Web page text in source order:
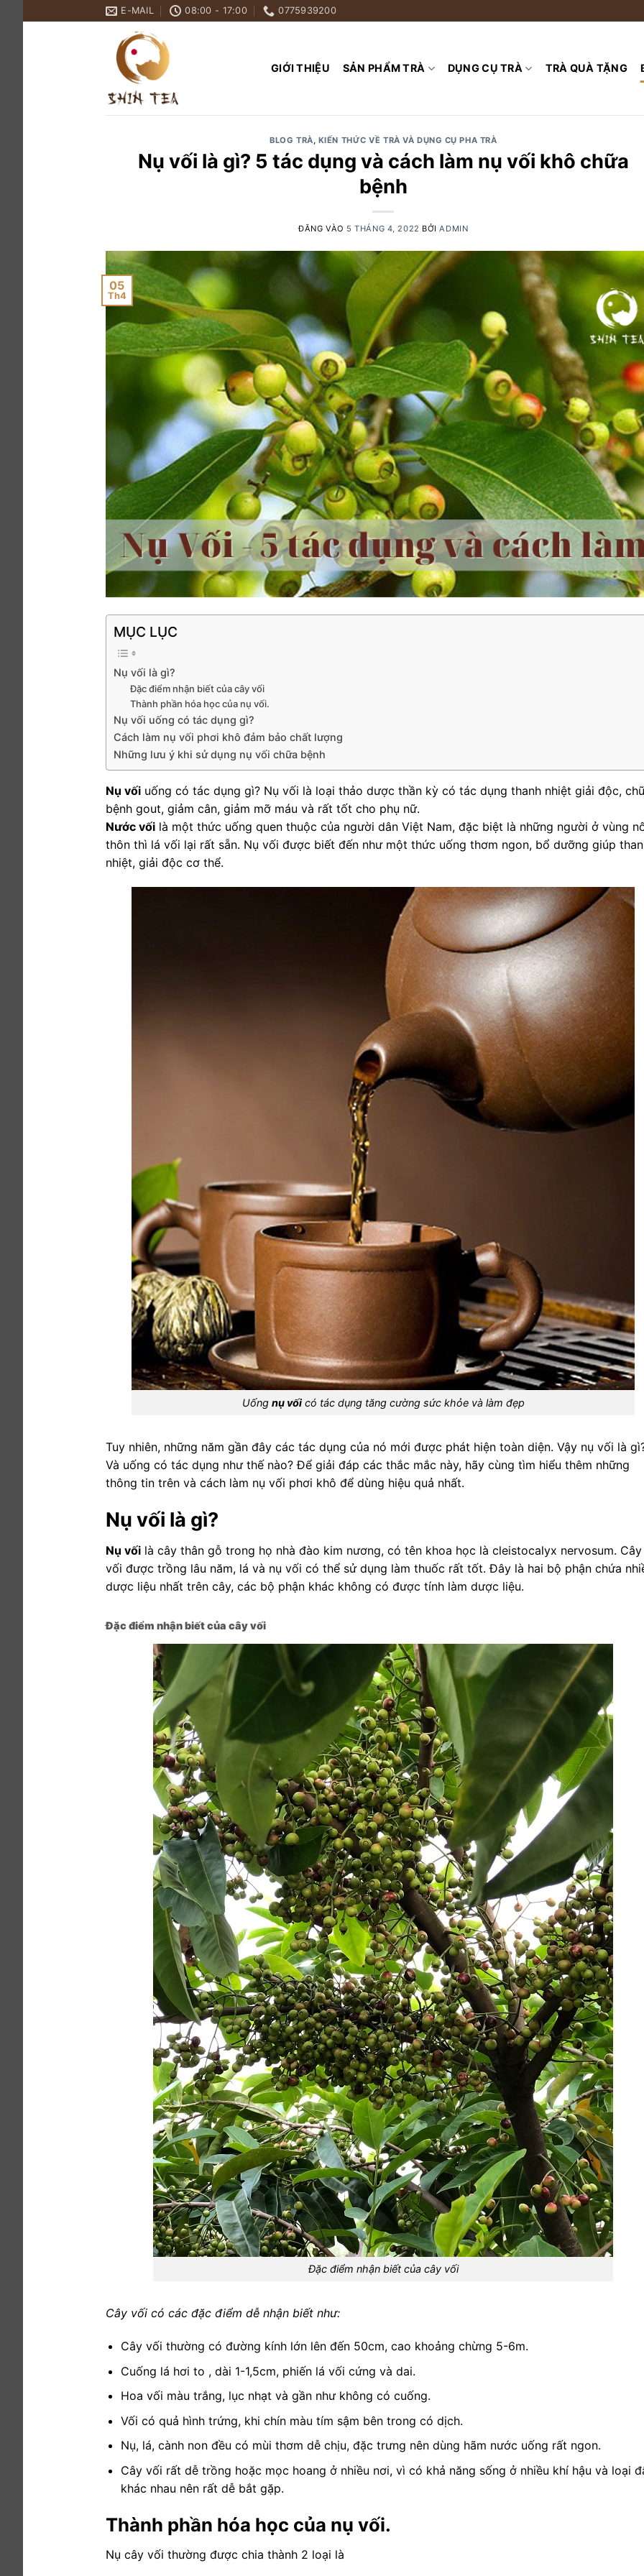
qua
E-MAIL 08:00 - 17:00 0775939200
GIỚI THIỆU SẢN PHẨM TRÀ DỤNG CỤ TRÀ TRÀ QUÀ TẶNG
BLOG TRÀ, KIẾN THỨC VỀ TRÀ VÀ DỤNG CỤ PHA TRÀ
Nụ vối là gì? 5 tác dụng và cách làm nụ vối khô chữa
bệnh
ĐĂNG VÀO 5 THÁNG 4, 2022 BỞIADMIN
05
Th4
MỤC LỤC
Nụ vối là gì?
Đặc điểm nhận biết của cây vối
Thành phần hóa học của nụ vối.
Nụ vối uống có tác dụng gì?
Cách làm nụ vối phơi khô đảm bảo chất lượng
Những lưu ý khi sử dụng nụ vối chữa bệnh
Nụ vối uống có tác dụng gì? Nụ vối là loại thảo dược thần kỳ có tác dụng thanh nhiệt giải độc,
bệnh gout, giảm cân, giảm mỡ máu và rất tốt cho phụ nữ.
Nước vối là một thức uống quen thuộc của người dân Việt Nam, đặc biệt là những người ở vùng
thôn thì lá vối lại rất sẵn. Nụ vối được biết đến như một thức uống thơm ngon, bổ dưỡng giúp
nhiệt, giải độc cơ thể.
Uống nụ vốicó tác dụng tăng cường sức khỏe và làm đẹp
Tuy nhiên, những năm gần đây các tác dụng của nó mới được phát hiện toàn diện. Vậy nụ vối là
Và uống có tác dụng như thế nào? Để giải đáp các thắc mắc này, hãy cùng tìm hiểu thêm những
thông tin trên và cách làm nụ vối phơi khô để dùng hiệu quả nhất.
Nụ vối là gì?
Nụ vối là cây thân gỗ trong họ nhà đào kim nương, có tên khoa học là cleistocalyx nervosum. Cây
vối được trồng lâu năm, lá và nụ vối có thể sử dụng làm thuốc rất tốt. Đây là hai bộ phận chứa
dược liệu nhất trên cây, các bộ phận khác không có được tính làm dược liệu.
Đặc điểm nhận biết của cây vối
Đặc điểm nhận biết của cây vối
Cây vối có các đặc điểm dễ nhận biết như:
Cây vối thường có đường kính lớn lên đến 50cm, cao khoảng chừng 5-6m.
Cuống lá hơi to , dài 1-1,5cm, phiến lá vối cứng và dai.
Hoa vối màu trắng, lục nhạt và gần như không có cuống.
Vối có quả hình trứng, khi chín màu tím sậm bên trong có dịch.
Nụ, lá, cành non đều có mùi thơm dễ chịu, đặc trưng nên dùng hãm nước uống rất ngon.
Cây vối rất dễ trồng hoặc mọc hoang ở nhiều nơi, vì có khả năng sống ở nhiều khí hậu và loại
khác nhau nên rất dễ bắt gặp.
Thành phần hóa học của nụ vối.
Nụ cây vối thường được chia thành 2 loại là